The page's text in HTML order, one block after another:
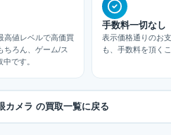
高値レベルで高価買
ちろん、ゲーム/ス
です。
手数料一切なし
表示価格通りのお
も、手数料を頂く
カメラ の買取一覧に戻る